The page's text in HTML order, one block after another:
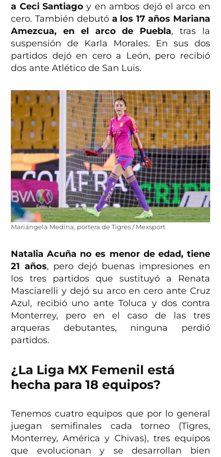
a Ceci Santiago y en ambos dejó el arco en
cero. También debutó a los 17 años Mariana
Amezcua, en el arco de Puebla, tras la
suspensión de Karla Morales. En sus dos
partidos dejó en cero a León, pero recibió
dos ante Atlético de San Luis.
Mariángela Medina, portera de Tigres / Mexsport
Natalia Acuña no es menor de edad, tiene
21 años, pero dejó buenas impresiones en
los tres partidos que sustituyó a Renata
Masciarelli y dejó su arco en cero ante Cruz
Azul, recibió uno ante Toluca y dos contra
Monterrey, pero en el caso de las tres
arqueras debutantes, ninguna perdió
partidos.
¿La Liga MX Femenil está
hecha para 18 equipos?
Tenemos cuatro equipos que por lo general
juegan semifinales cada torneo (Tigres,
Monterrey, América y Chivas), tres equipos
que evolucionan y se desarrollan bien